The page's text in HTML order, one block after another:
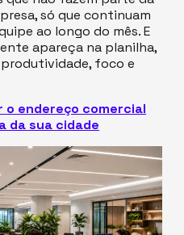
só que continuam
ao longo do mês. E
apareça na planilha,
foco e
o endereço comercial
da sua cidade